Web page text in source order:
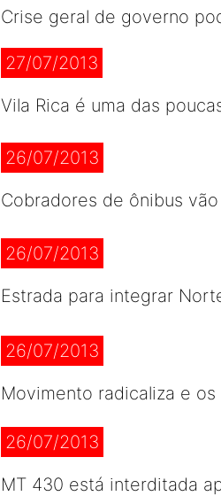
Crise geral de governo
27/07/2013
Vila Rica é uma das
26/07/2013
Cobradores de ônibus
26/07/2013
Estrada para integrar
26/07/2013
Movimento radicaliza e
26/07/2013
MT 430 está interditada